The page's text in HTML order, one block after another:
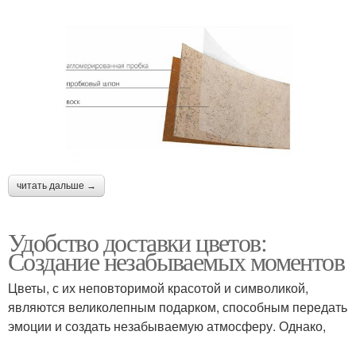
читать дальше →
Удобство доставки цветов:
Создание незабываемых моментов
Цветы, с их неповторимой красотой и символикой,
являются великолепным подарком, способным передать
эмоции и создать незабываемую атмосферу. Однако,